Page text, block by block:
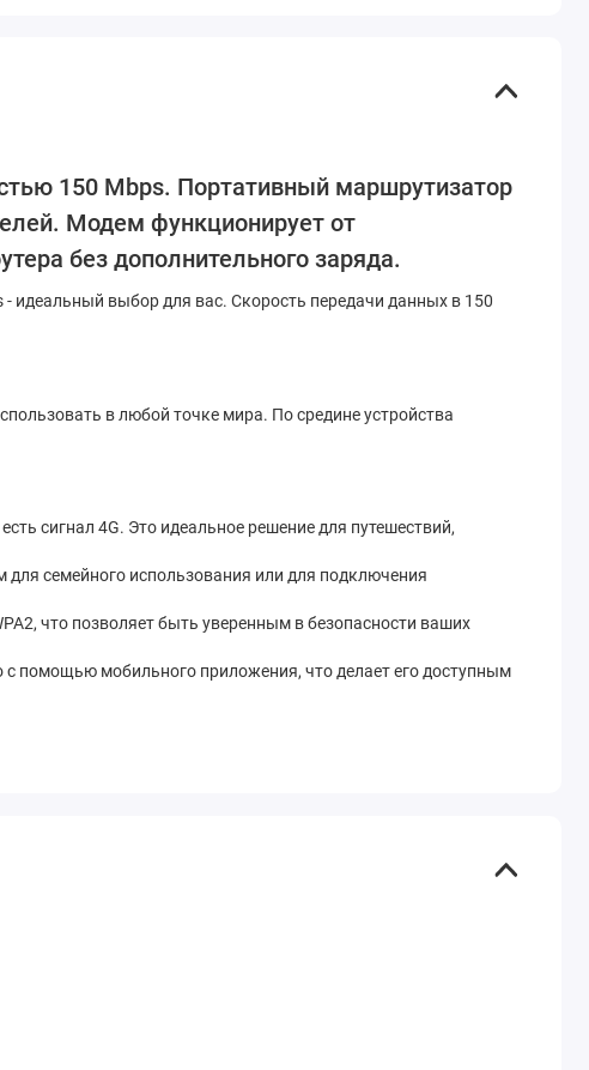
150 Mbps. Портативный маршрутизатор
Модем функционирует от
без дополнительного заряда.
идеальный выбор для вас. Скорость передачи данных в 150
в любой точке мира. По средине устройства
сигнал 4G. Это идеальное решение для путешествий,
семейного использования или для подключения
что позволяет быть уверенным в безопасности ваших
с помощью мобильного приложения, что делает его доступным